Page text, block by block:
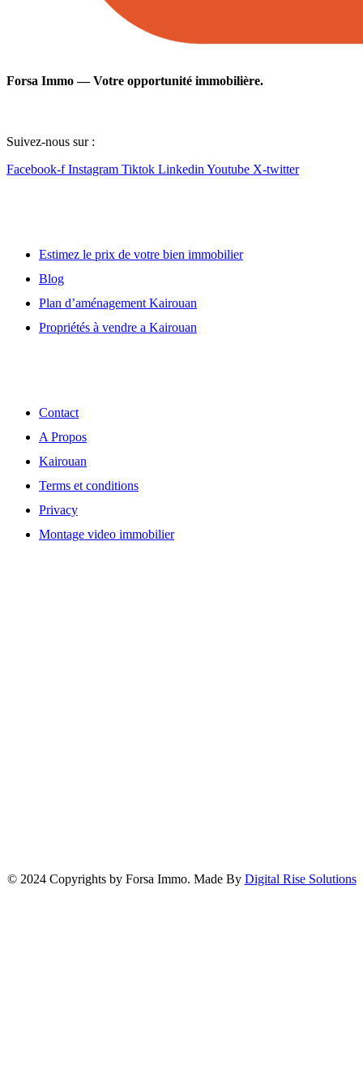
Forsa Immo — Votre opportunité immobilière.
Suivez-nous sur :
Facebook-f Instagram Tiktok Linkedin Youtube X-twitter
Estimez le prix de votre bien immobilier
Blog
Plan d’aménagement Kairouan
Propriétés à vendre a Kairouan
Contact
A Propos
Kairouan
Terms et conditions
Privacy
Montage video immobilier
© 2024 Copyrights by Forsa Immo. Made By Digital Rise Solutions